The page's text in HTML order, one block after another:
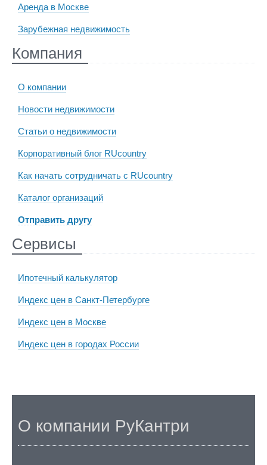
Аренда в Москве
Зарубежная недвижимость
Компания
О компании
Новости недвижимости
Статьи о недвижимости
Корпоративный блог RUcountry
Как начать сотрудничать с RUcountry
Каталог организаций
Отправить другу
Сервисы
Ипотечный калькулятор
Индекс цен в Санкт-Петербурге
Индекс цен в Москве
Индекс цен в городах России
О компании РуКантри